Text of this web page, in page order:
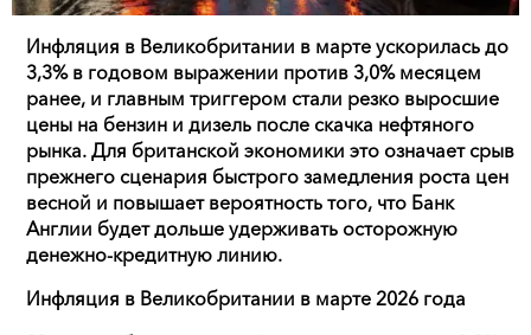
Инфляция в Великобритании в марте ускорилась до
3,3% в годовом выражении против 3,0% месяцем
ранее, и главным триггером стали резко выросшие
цены на бензин и дизель после скачка нефтяного
рынка. Для британской экономики это означает срыв
прежнего сценария быстрого замедления роста цен
весной и повышает вероятность того, что Банк
Англии будет дольше удерживать осторожную
денежно-кредитную линию.
Инфляция в Великобритании в марте 2026 года